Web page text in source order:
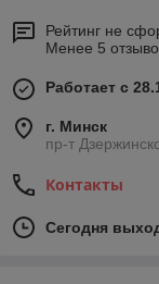
Рейтинг не
Менее 5
Работает с
г. Минск
пр-т
Контакты
Сегодня